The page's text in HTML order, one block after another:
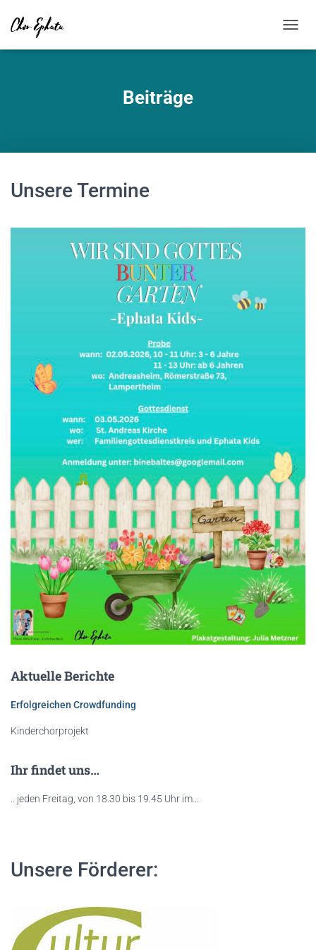
Beiträge
Unsere Termine
Aktuelle Berichte
Erfolgreichen Crowdfunding
Kinderchorprojekt
Ihr findet uns…
.. jeden Freitag, von 18.30 bis 19.45 Uhr im…
Unsere Förderer: